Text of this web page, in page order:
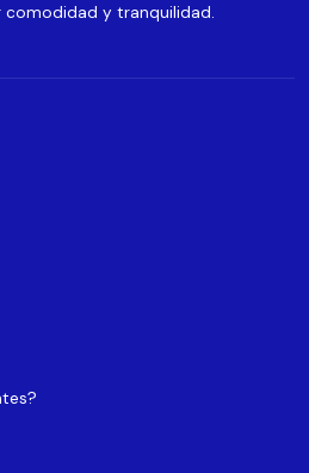
y tranquilidad.